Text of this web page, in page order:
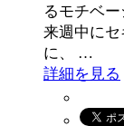
るモチベ
来週中に
に、 …
詳細を見る